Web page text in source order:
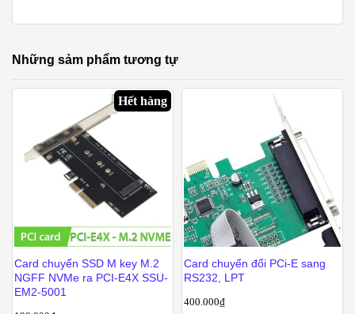
Những sảm phẩm tương tự
Hết hàng
Card chuyển SSD M key M.2
NGFF NVMe ra PCI-E4X SSU-
EM2-5001
Card chuyển đổi PCi-E sang
RS232, LPT
400.000₫